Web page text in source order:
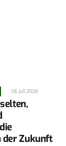
18. Juli 2026
der Zukunft